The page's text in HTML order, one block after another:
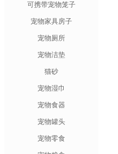
可携带宠物笼子
宠物家具房子
宠物厕所
宠物洁垫
猫砂
宠物湿巾
宠物食器
宠物罐头
宠物零食